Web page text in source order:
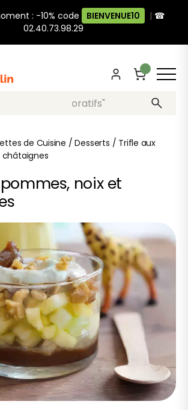
: -10% code BIENVENUE10 | ☎
02.40.73.98.29
ex: "pots décoratifs"
de Cuisine /Desserts / Trifle aux
noix et